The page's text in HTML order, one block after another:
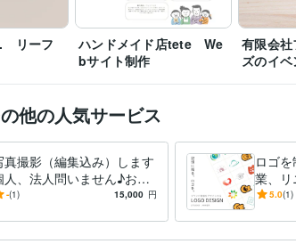
リーフ
ハンドメイド店tete We
bサイト制作
有限会社
ズのイ
他の人気サービス
真撮影（編集込み）します
人、法人問いません♪お気
に♬
-(1) 15,000 円
ロゴ
業、
法人
5.0(1)